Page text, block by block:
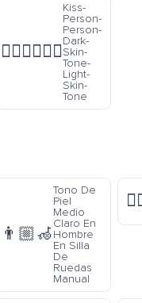
🧑🏿‍❤️‍💋‍🧑🏻
Kiss-
Person-
Person-
Dark-
Skin-
Tone-
Light-
Skin-
Tone
👨🏼‍🦽
Tono De
Piel
Medio
Claro En
Hombre
En Silla
De
Ruedas
Manual